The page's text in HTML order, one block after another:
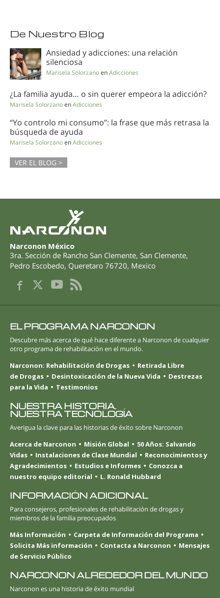
De Nuestro Blog
Ansiedad y adicciones: una relación
silenciosa
Marisela SolorzanoenAdicciones
¿La familia ayuda… o sin querer empeora la adicción?
Marisela SolorzanoenAdicciones
“Yo controlo mi consumo”: la frase que más retrasa la
búsqueda de ayuda
Marisela SolorzanoenAdicciones
VER EL BLOG >
Narconon México
3ra. Sección de Rancho San Clemente, San Clemente,
Pedro Escobedo, Queretaro 76720, Mexico
EL PROGRAMA NARCONON
Descubre más acerca de qué hace diferente a Narconon de cualquier
otro programa de rehabilitación en el mundo.
Narconon: Rehabilitación de Drogas
Retirada Libre
de Drogas
Desintoxicación de la Nueva Vida
Destrezas
para la Vida
Testimonios
NUESTRA HISTORIA.
NUESTRA TECNOLOGÍA
Averigua la clave para las historias de éxito sobre Narconon
Acerca de Narconon
Misión Global
50 Años: Salvando
Vidas
Instalaciones de Clase Mundial
Reconocimientos y
Agradecimientos
Estudios e Informes
Conozca a
nuestro equipo editorial
L. Ronald Hubbard
INFORMACIÓN ADICIONAL
Para consejeros, profesionales de rehabilitación de drogas y
miembros de la familia preocupados
Más Información
Carpeta de Información del Programa
Solicita Más información
Contacta a Narconon
Mensajes
de Servicio Público
NARCONON ALREDEDOR DEL MUNDO
Narconon es una historia de éxito mundial